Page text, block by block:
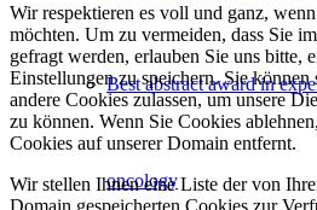
Best abstract award in
oncology
Wir respektieren es voll und ganz,
möchten. Um zu vermeiden, dass Sie
gefragt werden, erlauben Sie uns bitte,
Einstellungen zu speichern. Sie können
andere Cookies zulassen, um unsere
zu können. Wenn Sie Cookies
Cookies auf unserer Domain entfernt.
Wir stellen Ihnen eine Liste der von
Domain gespeicherten Cookies zur